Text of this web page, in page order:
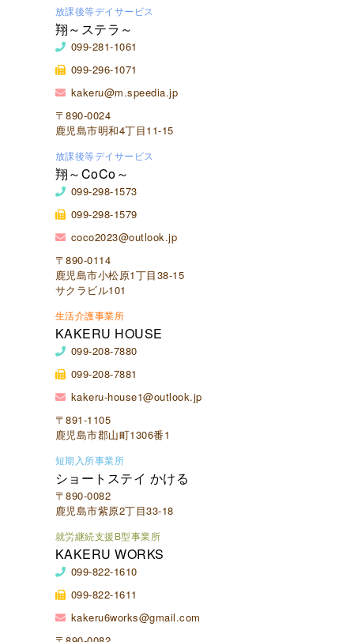
放課後等デイサービス
翔～ステラ～
099-281-1061
099-296-1071
kakeru@m.speedia.jp
〒890-0024
鹿児島市明和4丁目11-15
放課後等デイサービス
翔～CoCo～
099-298-1573
099-298-1579
coco2023@outlook.jp
〒890-0114
鹿児島市小松原1丁目38-15
サクラビル101
生活介護事業所
KAKERU HOUSE
099-208-7880
099-208-7881
kakeru-house1@outlook.jp
〒891-1105
鹿児島市郡山町1306番1
短期入所事業所
ショートステイ かける
〒890-0082
鹿児島市紫原2丁目33-18
就労継続支援B型事業所
KAKERU WORKS
099-822-1610
099-822-1611
kakeru6works@gmail.com